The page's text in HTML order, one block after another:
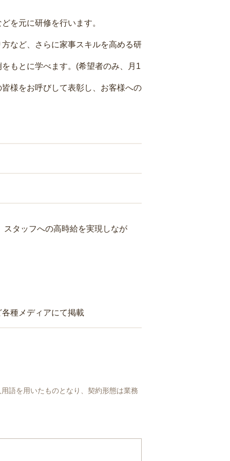
を元に研修を行います。
など、さらに家事スキルを高める研
もとに学べます。(希望者のみ、月1
様をお呼びして表彰し、お客様への
タッフへの高時給を実現しなが
種メディアにて掲載
語を用いたものとなり、契約形態は業務